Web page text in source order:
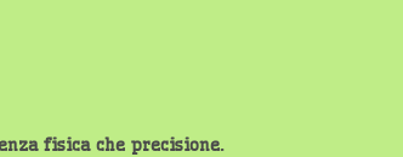
fisica che precisione.